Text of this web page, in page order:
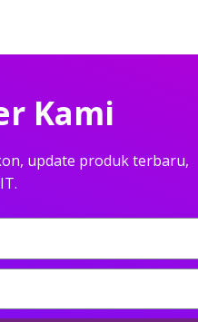
Kami
update produk terbaru,